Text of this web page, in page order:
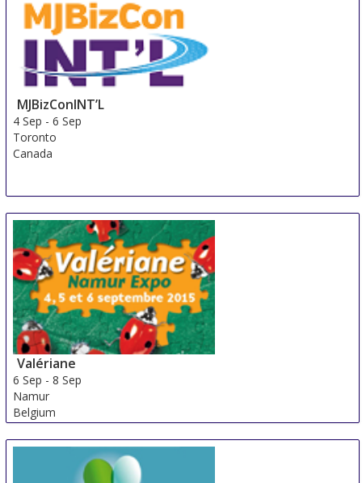
MJBizConINT’L
4 Sep -6 Sep
Toronto
Canada
Valériane
6 Sep -8 Sep
Namur
Belgium